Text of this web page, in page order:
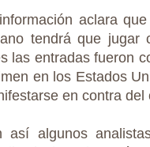
aclara
tendrá que jugar
las entradas fueron
en los Estados
en contra del
así algunos